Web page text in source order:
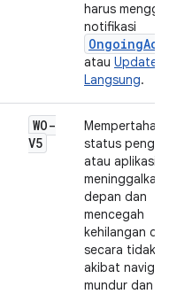
harus
notifikasi
atau Update
Langsung.
WO-
V5
status
atau aplikasi
meninggalkan
depan dan
mencegah
kehilangan
secara tidak
akibat
mundur dan